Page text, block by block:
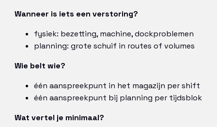
Wanneer is iets een verstoring?
fysiek: bezetting, machine, dockproblemen
planning: grote schuif in routes of volumes
Wie belt wie?
één aanspreekpunt in het magazijn per shift
één aanspreekpunt bij planning per tijdsblok
Wat vertel je minimaal?